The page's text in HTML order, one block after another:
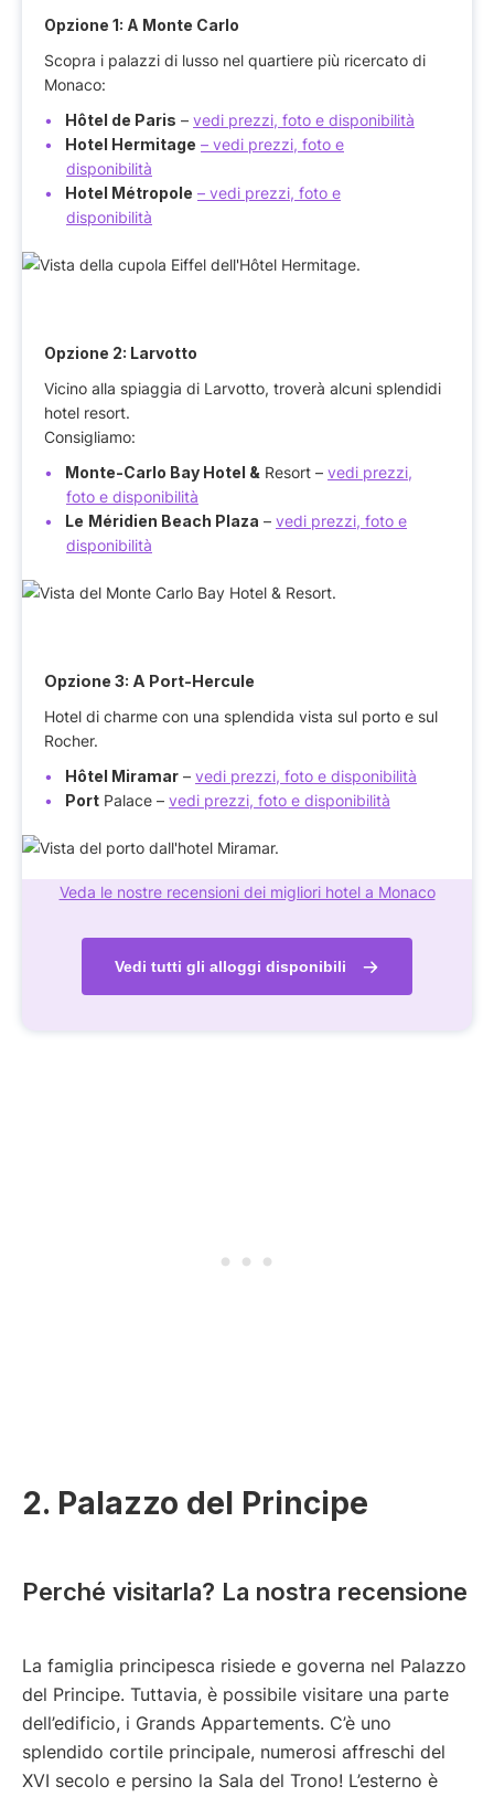
Opzione 1: A Monte Carlo
Scopra i palazzi di lusso nel quartiere più ricercato di
Monaco:
Hôtel de Paris – vedi prezzi, foto e disponibilità
Hotel Hermitage – vedi prezzi, foto e
disponibilità
Hotel Métropole – vedi prezzi, foto e
disponibilità
Opzione 2: Larvotto
Vicino alla spiaggia di Larvotto, troverà alcuni splendidi
hotel resort.
Consigliamo:
Monte-Carlo Bay Hotel & Resort – vedi prezzi,
foto e disponibilità
Le Méridien Beach Plaza – vedi prezzi, foto e
disponibilità
Opzione 3: A Port-Hercule
Hotel di charme con una splendida vista sul porto e sul
Rocher.
Hôtel Miramar – vedi prezzi, foto e disponibilità
Port Palace – vedi prezzi, foto e disponibilità
Veda le nostre recensioni dei migliori hotel a Monaco
Vedi tutti gli alloggi disponibili
2. Palazzo del Principe
Perché visitarla? La nostra recensione
La famiglia principesca risiede e governa nel Palazzo
del Principe. Tuttavia, è possibile visitare una parte
dell’edificio, i Grands Appartements. C’è uno
splendido cortile principale, numerosi affreschi del
XVI secolo e persino la Sala del Trono! L’esterno è